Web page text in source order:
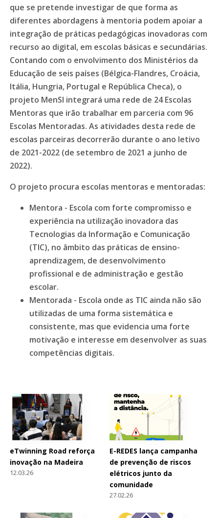
que se pretende investigar de que forma as
diferentes abordagens à mentoria podem apoiar a
integração de práticas pedagógicas inovadoras com
recurso ao digital, em escolas básicas e secundárias.
Contando com o envolvimento dos Ministérios da
Educação de seis países (Bélgica-Flandres, Croácia,
Itália, Hungria, Portugal e República Checa), o
projeto MenSI integrará uma rede de 24 Escolas
Mentoras que irão trabalhar em parceria com 96
Escolas Mentoradas. As atividades desta rede de
escolas parceiras decorrerão durante o ano letivo
de 2021-2022 (de setembro de 2021 a junho de
2022).
O projeto procura escolas mentoras e mentoradas:
Mentora - Escola com forte compromisso e
experiência na utilização inovadora das
Tecnologias da Informação e Comunicação
(TIC), no âmbito das práticas de ensino-
aprendizagem, de desenvolvimento
profissional e de administração e gestão
escolar.
Mentorada - Escola onde as TIC ainda não são
utilizadas de uma forma sistemática e
consistente, mas que evidencia uma forte
motivação e interesse em desenvolver as suas
competências digitais.
eTwinning Road reforça
inovação na Madeira
12.03.26
E-REDES lança campanha
de prevenção de riscos
elétricos junto da
comunidade
27.02.26